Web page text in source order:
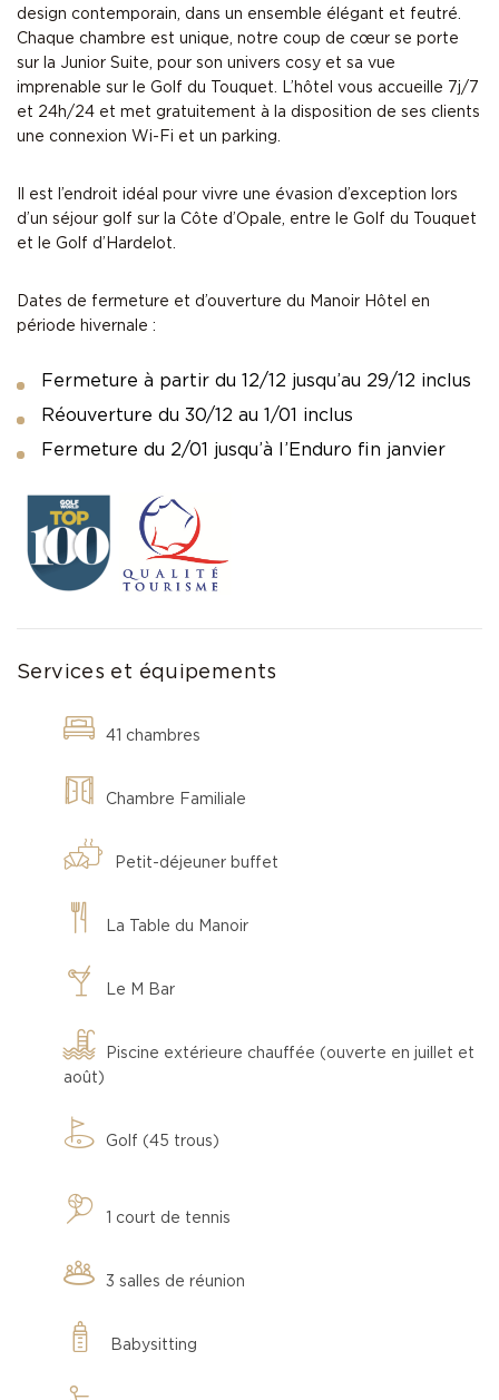
design contemporain, dans un ensemble élégant et feutré.
Chaque chambre est unique, notre coup de cœur se porte
sur la Junior Suite, pour son univers cosy et sa vue
imprenable sur le Golf du Touquet. L’hôtel vous accueille 7j/7
et 24h/24 et met gratuitement à la disposition de ses clients
une connexion Wi-Fi et un parking.
Il est l’endroit idéal pour vivre une évasion d’exception lors
d’un séjour golf sur la Côte d’Opale, entre le Golf du Touquet
et le Golf d’Hardelot.
Dates de fermeture et d’ouverture du Manoir Hôtel en
période hivernale :
Fermeture à partir du 12/12 jusqu’au 29/12 inclus
Réouverture du 30/12 au 1/01 inclus
Fermeture du 2/01 jusqu’à l’Enduro fin janvier
Services et équipements
41 chambres
Chambre Familiale
Petit-déjeuner buffet
La Table du Manoir
Le M Bar
Piscine extérieure chauffée (ouverte en juillet et
août)
Golf (45 trous)
1 court de tennis
3 salles de réunion
Babysitting